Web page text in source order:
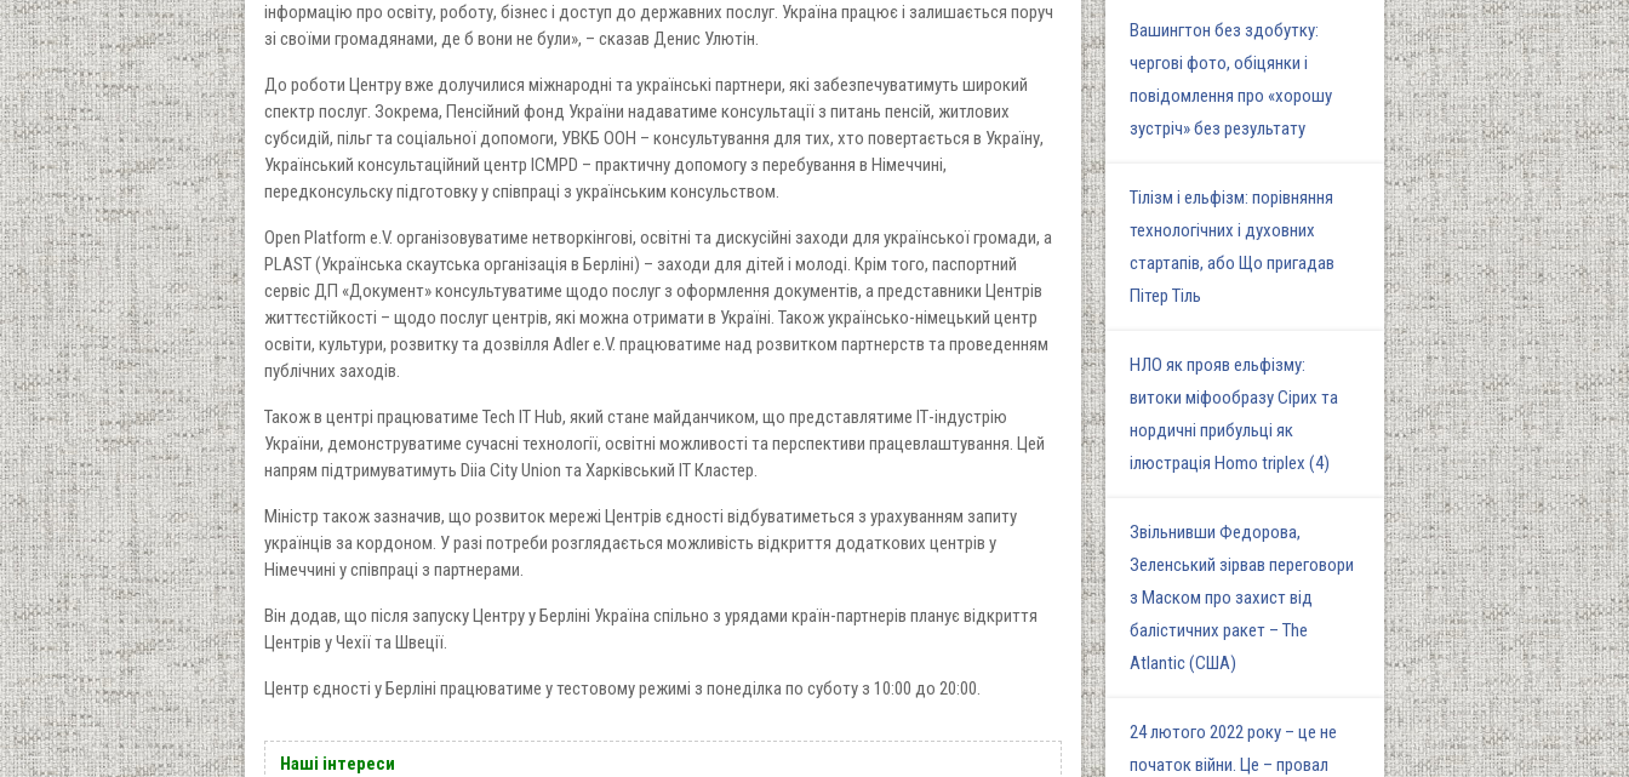
інформацію про освіту, роботу, бізнес і доступ до державних послуг. Україна працює і залишається поруч
зі своїми громадянами, де б вони не були», – сказав Денис Улютін.
До роботи Центру вже долучилися міжнародні та українські партнери, які забезпечуватимуть широкий
спектр послуг. Зокрема, Пенсійний фонд України надаватиме консультації з питань пенсій, житлових
субсидій, пільг та соціальної допомоги, УВКБ ООН – консультування для тих, хто повертається в Україну,
Український консультаційний центр ICMPD – практичну допомогу з перебування в Німеччині,
передконсульску підготовку у співпраці з українським консульством.
Open Platform e.V. організовуватиме нетворкінгові, освітні та дискусійні заходи для української громади, а
PLAST (Українська скаутська організація в Берліні) – заходи для дітей і молоді. Крім того, паспортний
сервіс ДП «Документ» консультуватиме щодо послуг з оформлення документів, а представники Центрів
життєстійкості – щодо послуг центрів, які можна отримати в Україні. Також українсько-німецький центр
освіти, культури, розвитку та дозвілля Adler e.V. працюватиме над розвитком партнерств та проведенням
публічних заходів.
Також в центрі працюватиме Tech IT Hub, який стане майданчиком, що представлятиме ІТ-індустрію
України, демонструватиме сучасні технології, освітні можливості та перспективи працевлаштування. Цей
напрям підтримуватимуть Diia City Union та Харківський ІТ Кластер.
Міністр також зазначив, що розвиток мережі Центрів єдності відбуватиметься з урахуванням запиту
українців за кордоном. У разі потреби розглядається можливість відкриття додаткових центрів у
Німеччині у співпраці з партнерами.
Він додав, що після запуску Центру у Берліні Україна спільно з урядами країн-партнерів планує відкриття
Центрів у Чехії та Швеції.
Центр єдності у Берліні працюватиме у тестовому режимі з понеділка по суботу з 10:00 до 20:00.
Наші інтереси
Вашингтон без здобутку:
чергові фото, обіцянки і
повідомлення про «хорошу
зустріч» без результату
Тілізм і ельфізм: порівняння
технологічних і духовних
стартапів, або Що пригадав
Пітер Тіль
НЛО як прояв ельфізму:
витоки міфообразу Сірих та
нордичні прибульці як
ілюстрація Homo triplex (4)
Звільнивши Федорова,
Зеленський зірвав переговори
з Маском про захист від
балістичних ракет – The
Atlantic (США)
24 лютого 2022 року – це не
початок війни. Це – провал